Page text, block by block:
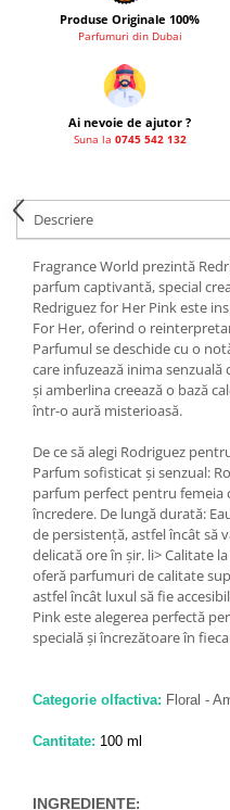
Produse Originale 100%
Parfumuri din Dubai
Ai nevoie de ajutor ?
Suna la 0745 542 132
Descriere
Fragrance World prezintă
parfum captivantă, special
Redriguez for Her Pink este
For Her, oferind o
Parfumul se deschide cu o
care infuzează inima
și amberlina creează o bază
într-o aură misterioasă.
De ce să alegi Rodriguez
Parfum sofisticat și senzual:
parfum perfect pentru femeia
încredere. De lungă durată:
de persistență, astfel încât să
delicată ore în șir. li> Calitate
oferă parfumuri de calitate
astfel încât luxul să fie
Pink este alegerea perfectă
specială și încrezătoare în
Categorie olfactiva: Floral -
Cantitate: 100 ml
INGREDIENTE: